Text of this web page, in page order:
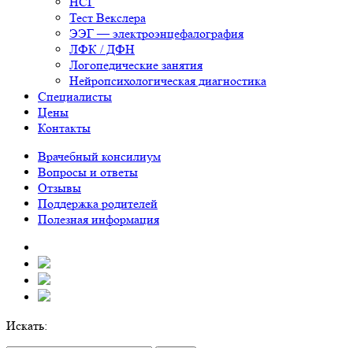
Тест Векслера
ЭЭГ — электроэнцефалография
ЛФК / ДФН
Логопедические занятия
Нейропсихологическая диагностика
Специалисты
Цены
Контакты
Врачебный консилиум
Вопросы и ответы
Отзывы
Поддержка родителей
Полезная информация
Искать: